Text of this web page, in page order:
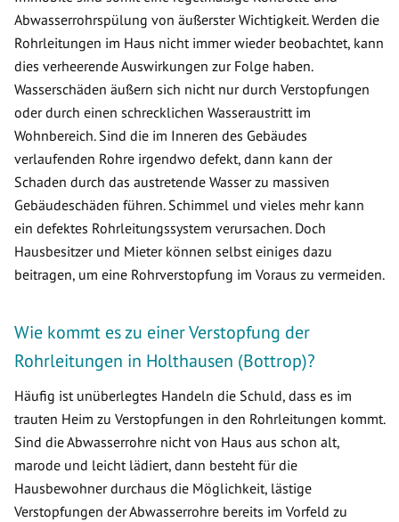
Abwasserrohrspülung von äußerster Wichtigkeit. Werden die
Rohrleitungen im Haus nicht immer wieder beobachtet, kann
dies verheerende Auswirkungen zur Folge haben.
Wasserschäden äußern sich nicht nur durch Verstopfungen
oder durch einen schrecklichen Wasseraustritt im
Wohnbereich. Sind die im Inneren des Gebäudes
verlaufenden Rohre irgendwo defekt, dann kann der
Schaden durch das austretende Wasser zu massiven
Gebäudeschäden führen. Schimmel und vieles mehr kann
ein defektes Rohrleitungssystem verursachen. Doch
Hausbesitzer und Mieter können selbst einiges dazu
beitragen, um eine Rohrverstopfung im Voraus zu vermeiden.
Wie kommt es zu einer Verstopfung der
Rohrleitungen in Holthausen (Bottrop)?
Häufig ist unüberlegtes Handeln die Schuld, dass es im
trauten Heim zu Verstopfungen in den Rohrleitungen kommt.
Sind die Abwasserrohre nicht von Haus aus schon alt,
marode und leicht lädiert, dann besteht für die
Hausbewohner durchaus die Möglichkeit, lästige
Verstopfungen der Abwasserrohre bereits im Vorfeld zu